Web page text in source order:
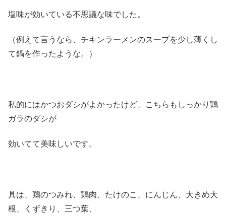
塩味が効いている不思議な味でした。
（例えて言うなら、チキンラーメンのスープを少し薄くし
て鍋を作ったような。）
私的にはかつおダシがよかったけど、こちらもしっかり鶏
ガラのダシが
効いてて美味しいです。
具は、鶏のつみれ、鶏肉、たけのこ、にんじん、大きめ大
根、くずきり、三つ葉、